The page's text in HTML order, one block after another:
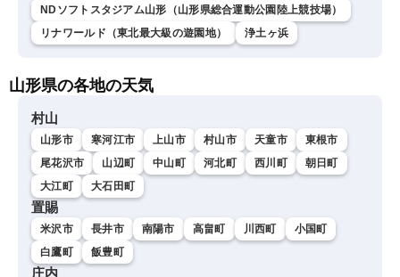
NDソフトスタジアム山形（山形県総合運動公園陸上競技場）
リナワールド（東北最大級の遊園地）
浄土ヶ浜
山形県の各地の天気
村山
山形市 寒河江市 上山市 村山市 天童市
東根市
尾花沢市
山辺町 中山町 河北町 西川町
朝日町
大江町
大石田町
置賜
米沢市 長井市 南陽市 高畠町 川西町
小国町
白鷹町
飯豊町
庄内